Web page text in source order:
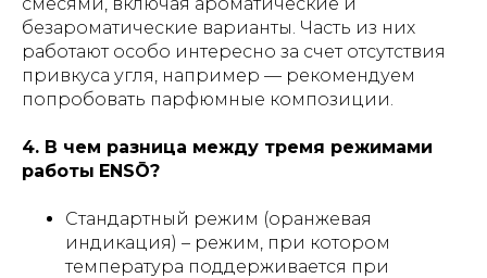
безароматические варианты. Часть из них
работают особо интересно за счет отсутствия
привкуса угля, например — рекомендуем
попробовать парфюмные композиции.
4. В чем разница между тремя режимами
работы ENSŌ?
Стандартный режим (оранжевая
индикация) – режим, при котором
температура поддерживается при